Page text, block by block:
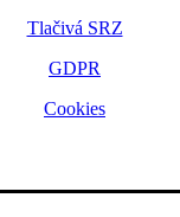
Tlačivá SRZ
GDPR
Cookies